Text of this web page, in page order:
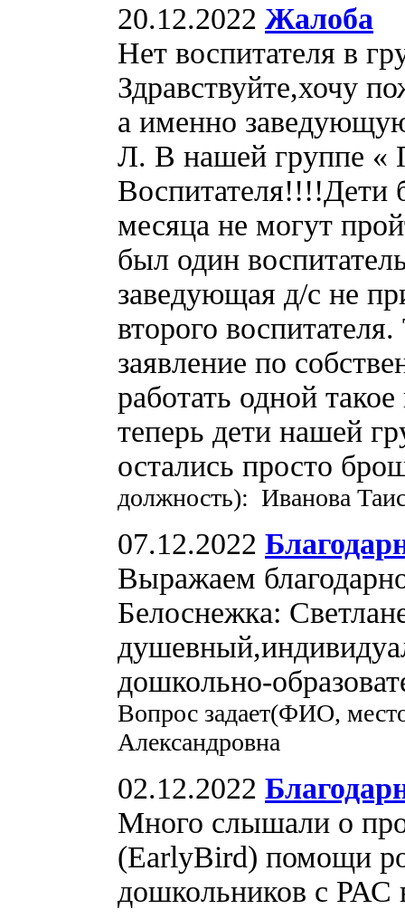
20.12.2022 Жалоба
Нет воспитателя в
Здравствуйте,хочу
а именно
Л. В нашей группе «
Воспитателя!!!!Дети
месяца не могут
был один
заведующая д/с не
второго
заявление по
работать одной
теперь дети нашей
остались просто
должность): Иванова
07.12.2022
Выражаем
Белоснежка:
дошкольно-
Вопрос задает(ФИО,
Александровна
02.12.2022
Много слышали о
(EarlyBird) помощи
дошкольников с РАС